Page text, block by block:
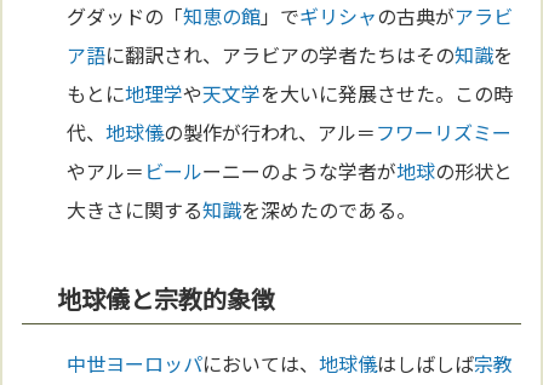
グダッドの「知恵の館」でギリシャの古典がアラビ
ア語に翻訳され、アラビアの学者たちはその知識を
もとに地理学や天文学を大いに発展させた。この時
代、地球儀の製作が行われ、アル＝フワーリズミー
やアル＝ ビールーニーのような学者が地球の形状と
大きさに関する知識を深めたのである。
地球儀と宗教的象徴
中世ヨーロッパにおいては、地球儀はしばしば宗教